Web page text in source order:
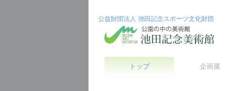
公益財団法人 池田記念スポーツ文化財団
トップ 企画展